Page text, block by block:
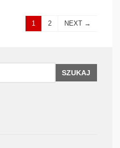
1 2 NEXT →
SZUKAJ